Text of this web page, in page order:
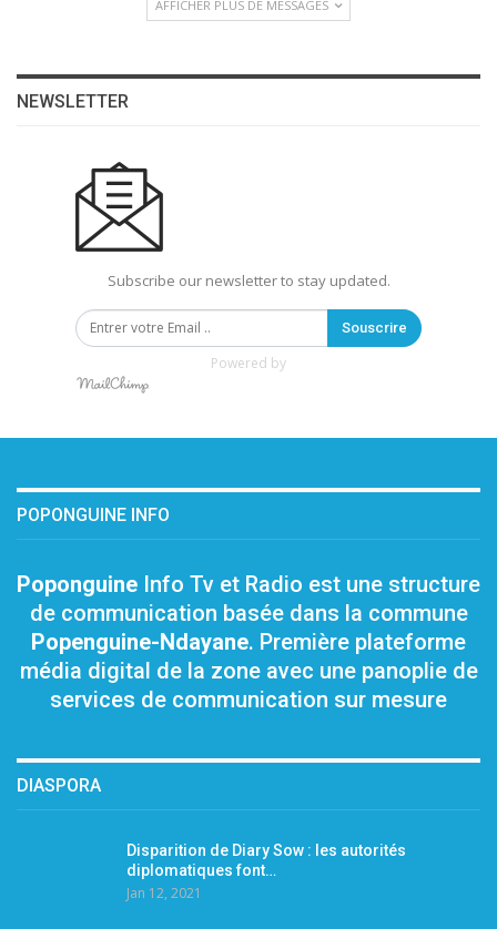
AFFICHER PLUS DE MESSAGES
NEWSLETTER
Subscribe our newsletter to stay updated.
Souscrire
Powered by
POPONGUINE INFO
Poponguine Info Tv et Radio est une structure
de communication basée dans la commune
Popenguine-Ndayane. Première plateforme
média digital de la zone avec une panoplie de
services de communication sur mesure
DIASPORA
Disparition de Diary Sow : les autorités
diplomatiques font…
Jan 12, 2021